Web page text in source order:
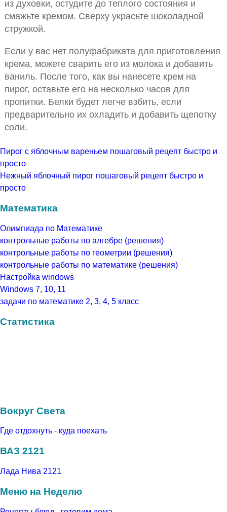
из духовки, остудите до теплого состояния и
смажьте кремом. Сверху украсьте шоколадной
стружкой.
Если у вас нет полуфабриката для приготовления
крема, можете сварить его из молока и добавить
ваниль. После того, как вы нанесете крем на
пирог, оставьте его на несколько часов для
пропитки. Белки будет легче взбить, если
предварительно их охладить и добавить щепотку
соли.
Пирог с яблочным вареньем пошаговый рецепт быстро и
просто
Нежный яблочный пирог пошаговый рецепт быстро и
просто
Математика
Олимпиада по Математике
контрольные работы по алгебре (решения)
контрольные работы по геометрии (решения)
контрольные работы по математике (решения)
Настройка windows
Windows 7, 10, 11
задачи по математике 2, 3, 4, 5 класс
Статистика
Вокруг Света
Где отдохнуть - куда поехать
ВАЗ 2121
Лада Нива 2121
Меню на Неделю